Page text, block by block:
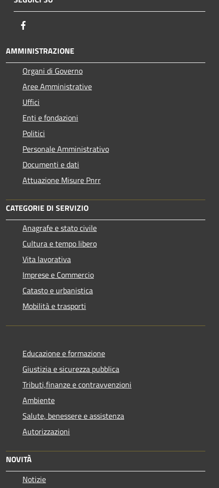
AMMINISTRAZIONE
Organi di Governo
Aree Amministrative
Uffici
Enti e fondazioni
Politici
Personale Amministrativo
Documenti e dati
Attuazione Misure Pnrr
CATEGORIE DI SERVIZIO
Anagrafe e stato civile
Cultura e tempo libero
Vita lavorativa
Imprese e Commercio
Catasto e urbanistica
Mobilità e trasporti
Educazione e formazione
Giustizia e sicurezza pubblica
Tributi,finanze e contravvenzioni
Ambiente
Salute, benessere e assistenza
Autorizzazioni
NOVITÀ
Notizie